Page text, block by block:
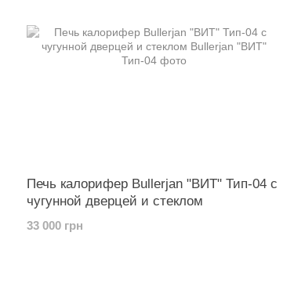
Печь калорифер Bullerjan "ВИТ" Тип-04 с
чугунной дверцей и стеклом
33 000 грн